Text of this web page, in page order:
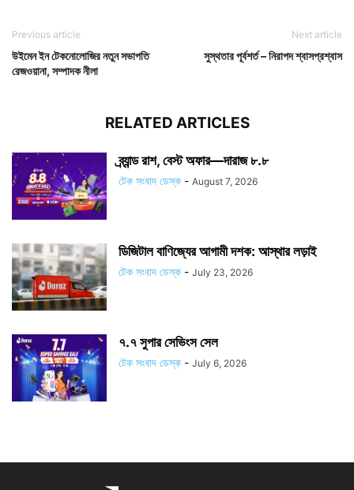
Previous article
উইমেন ইন টেকনোলোজির নতুন সভাপতি
রেজওয়ানা, সম্পাদক নীলা
Next article
সুস্থতার পূর্বশর্ত – নিরাপদ শ্বাসপ্রশ্বাস
RELATED ARTICLES
ব্র্যান্ড রাশ, বেস্ট অফার—দারাজ ৮.৮
টেক সংবাদ ডেস্ক - August 7, 2026
ডিজিটাল বাণিজ্যের আগামী দশক: আস্থার লড়াই
টেক সংবাদ ডেস্ক - July 23, 2026
৭.৭ সুপার সেভিংস সেল
টেক সংবাদ ডেস্ক - July 6, 2026